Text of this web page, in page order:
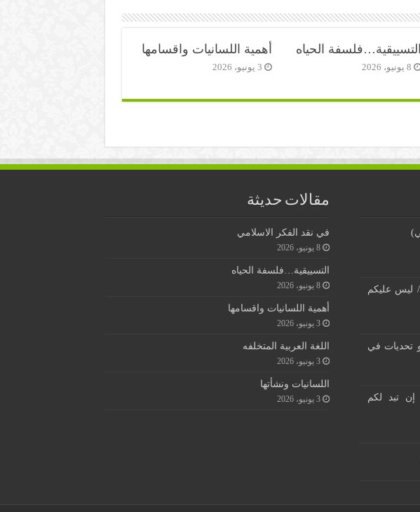
التسييقية…فلسفة الحياه
8 يونيو، 2026
أهمية اللسانيات واقسامها
3 يونيو، 2026
/ ليس عليكم
تحديات في
إن تبد لكم
مقالات حديثة
في نقد الفكر الاسلامي
8 يونيو، 2026
التسييقية…فلسفة الحياه
8 يونيو، 2026
أهمية اللسانيات واقسامها
3 يونيو، 2026
اللغة العربية المتخلفه
3 يونيو، 2026
اللسانيات ونشأتها
3 يونيو، 2026